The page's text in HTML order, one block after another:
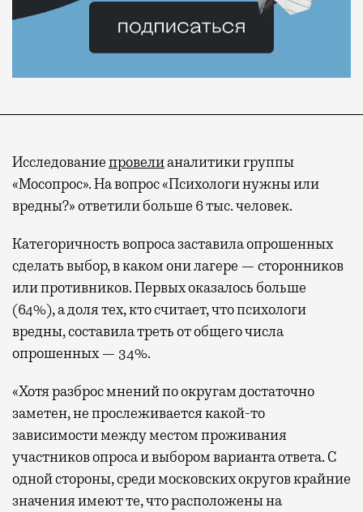
Исследованиепровелианалитики группы
«Мосопрос». На вопрос «Психологи нужны или
вредны?» ответили больше 6 тыс. человек.
Категоричность вопроса заставила опрошенных
сделать выбор, в каком они лагере — сторонников
или противников. Первых оказалось больше
(64%), а доля тех, кто считает, что психологи
вредны, составила треть от общего числа
опрошенных — 34%.
«Хотя разброс мнений по округам достаточно
заметен, не прослеживается какой-то
зависимости между местом проживания
участников опроса и выбором варианта ответа. С
одной стороны, среди московских округов крайние
значения имеют те, что расположены на